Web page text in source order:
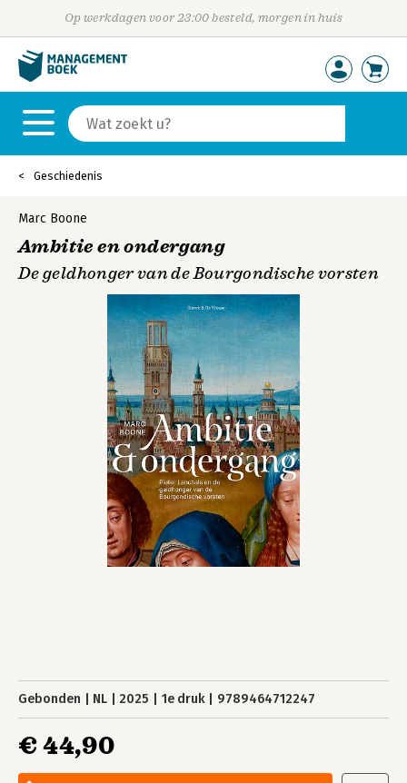
Op werkdagen voor 23:00 besteld, morgen in huis
Geschiedenis
Marc Boone
Ambitie en ondergang
De geldhonger van de Bourgondische vorsten
Gebonden NL 2025 1e druk 9789464712247
€ 44,90